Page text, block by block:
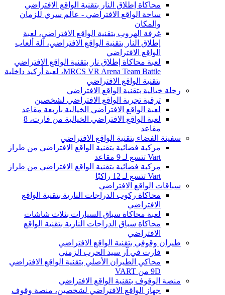
محاكاة إطلاق النار بتقنية الواقع الافتراضي
ساحة الواقع الافتراضي - عالم سري للزمان
والمكان
غرفة الهروب بتقنية الواقع الافتراضي، لعبة
إطلاق النار بتقنية الواقع الافتراضي، آلة ألعاب
الواقع الافتراضي
لعبة محاكاة إطلاق نار بتقنية الواقع الافتراضي
MRCS VR Arena Team Battle، لعبة أركيد داخلية
بتقنية الواقع الافتراضي
رحلة خيالية بتقنية الواقع الافتراضي
ترقية تجربة الواقع الافتراضي لشخصين
لعبة الواقع الافتراضي الخيالية بأربعة مقاعد
لعبة الواقع الافتراضي الخيالية من فارت، 8
مقاعد
سفينة الفضاء بتقنية الواقع الافتراضي
مركبة فضائية بتقنية الواقع الافتراضي من طراز
Vart تتسع لـ 9 مقاعد
مركبة فضائية بتقنية الواقع الافتراضي من طراز
Vart تتسع لـ 12 راكبًا
سباقات الواقع الافتراضي
محاكاة ركوب الدراجات النارية بتقنية الواقع
الافتراضي
لعبة محاكاة سباق السيارات بثلاث شاشات
محاكاة سباق الدراجات النارية بتقنية الواقع
الافتراضي
طيران وقوفي بتقنية الواقع الافتراضي
فارت في آر سيد الحرب الزمني
محاكي الطيران الأصلي بتقنية الواقع الافتراضي
9D من VART
منصة الوقوف بتقنية الواقع الافتراضي
جهاز الواقع الافتراضي لشخصين، منصة وقوف